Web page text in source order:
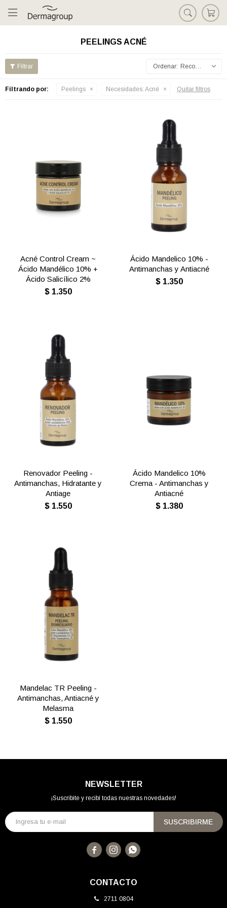

PEELINGS ACNÉ
Recomendados
Filtrando por: Peelings Necesidades: Acné Quitar filtros
Acné Control Cream ~
Ácido Mandélico 10% +
Ácido Salicílico 2%
$ 1.350
Ácido Mandelico 10% -
Antimanchas y Antiacné
$ 1.350
Renovador Peeling -
Antimanchas, Hidratante y
Antiage
$ 1.550
Ácido Mandelico 10%
Crema - Antimanchas y
Antiacné
$ 1.380
Mandelac TR Peeling -
Antimanchas, Antiacné y
Melasma
$ 1.550
CONTACTO
2711 0804
NEWSLETTER
¡Suscribite y recibí todas nuestras novedades!
SUSCRIBIRME
  